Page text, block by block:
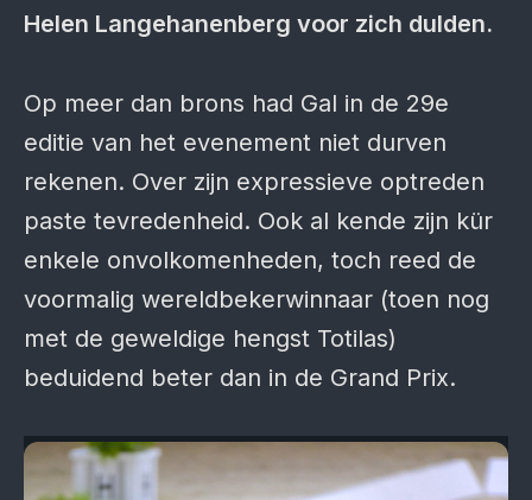
Helen Langehanenberg voor zich dulden.
Op meer dan brons had Gal in de 29e
editie van het evenement niet durven
rekenen. Over zijn expressieve optreden
paste tevredenheid. Ook al kende zijn kür
enkele onvolkomenheden, toch reed de
voormalig wereldbekerwinnaar (toen nog
met de geweldige hengst Totilas)
beduidend beter dan in de Grand Prix.